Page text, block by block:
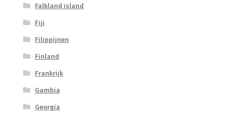
Falkland island
Fiji
Filippijnen
Finland
Frankrijk
Gambia
Georgia